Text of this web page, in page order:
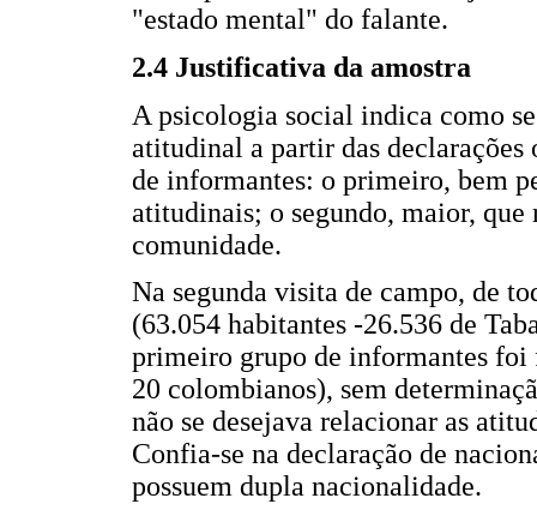
"estado mental" do falante.
2.4 Justificativa da amostra
A psicologia social indica como
atitudinal a partir das declarações
de informantes: o primeiro, bem
atitudinais; o segundo, maior, que
comunidade.
Na segunda visita de campo, de
(63.054 habitantes -26.536 de
primeiro grupo de informantes
20 colombianos), sem
não se desejava relacionar as
Confia-se na declaração de
possuem dupla nacionalidade.